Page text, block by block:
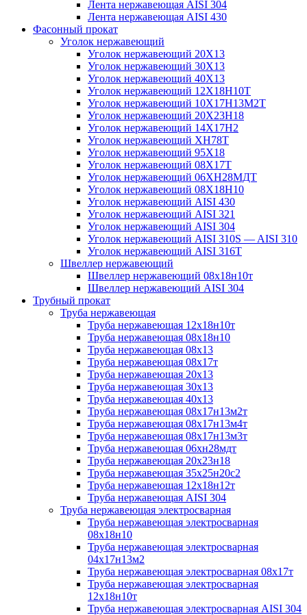
Лента нержавеющая AISI 304
Лента нержавеющая AISI 430
Фасонный прокат
Уголок нержавеющий
Уголок нержавеющий 20Х13
Уголок нержавеющий 30Х13
Уголок нержавеющий 40Х13
Уголок нержавеющий 12Х18Н10Т
Уголок нержавеющий 10Х17Н13М2T
Уголок нержавеющий 20Х23Н18
Уголок нержавеющий 14Х17Н2
Уголок нержавеющий ХН78Т
Уголок нержавеющий 95Х18
Уголок нержавеющий 08Х17Т
Уголок нержавеющий 06ХН28МДТ
Уголок нержавеющий 08Х18Н10
Уголок нержавеющий AISI 430
Уголок нержавеющий AISI 321
Уголок нержавеющий AISI 304
Уголок нержавеющий AISI 310S — AISI 310
Уголок нержавеющий AISI 316T
Швеллер нержавеющий
Швеллер нержавеющий 08х18н10т
Швеллер нержавеющий AISI 304
Трубный прокат
Труба нержавеющая
Труба нержавеющая 12х18н10т
Труба нержавеющая 08х18н10
Труба нержавеющая 08х13
Труба нержавеющая 08х17т
Труба нержавеющая 20х13
Труба нержавеющая 30х13
Труба нержавеющая 40х13
Труба нержавеющая 08х17н13м2т
Труба нержавеющая 08х17н13м4т
Труба нержавеющая 08х17н13м3т
Труба нержавеющая 06хн28мдт
Труба нержавеющая 20х23н18
Труба нержавеющая 35х25н20с2
Труба нержавеющая 12х18н12т
Труба нержавеющая AISI 304
Труба нержавеющая электросварная
Труба нержавеющая электросварная
08х18н10
Труба нержавеющая электросварная
04х17н13м2
Труба нержавеющая электросварная 08х17т
Труба нержавеющая электросварная
12х18н10т
Труба нержавеющая электросварная AISI 304